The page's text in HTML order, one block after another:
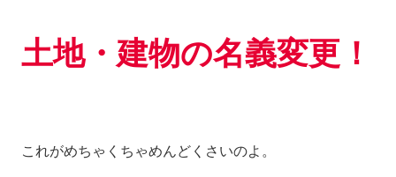
土地・建物の名義変更！
これがめちゃくちゃめんどくさいのよ。